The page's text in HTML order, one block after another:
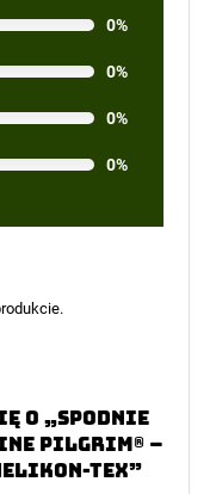
0%
0%
0%
0%
o „Spodnie
PILGRIM® –
Tex”